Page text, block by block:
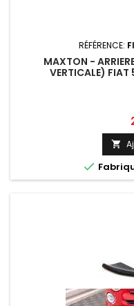
RÉFÉRENCE:
MAXTON -
VERTICALE) FIAT

